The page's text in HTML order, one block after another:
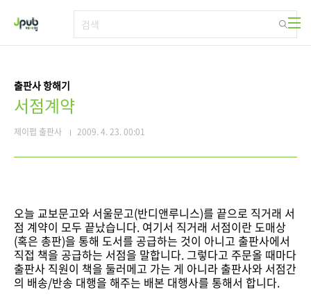
출판사 항해기
서점계약
제이펍 출판사 2009. 4. 23. 00:01
오늘 교보문고와 서울문고(반디앤루니스)를 끝으로 직거래 서
점 계약이 모두 끝났습니다. 여기서 직거래 서점이란 도매상
(혹은 총판)을 통해 도서를 공급하는 것이 아니고 출판사에서
직접 책을 공급하는 서점을 말합니다. 그렇다고 주문올 때마다
출판사 직원이 책을 둘러메고 가는 게 아니라 출판사와 서점간
의 배송/반송 대행을 해주는 배본 대행사를 통해서 합니다.